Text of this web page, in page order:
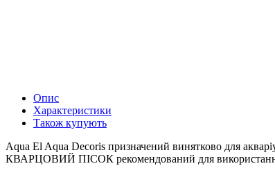
Опис
Характеристики
Також купують
Aqua El Aqua Decoris призначений винятково для
КВАРЦОВИЙ ПІСОК рекомендований для використання